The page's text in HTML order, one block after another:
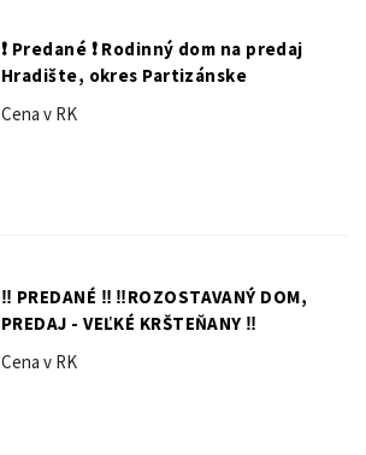
❗️ Predané ❗️ Rodinný dom na predaj
Hradište, okres Partizánske
Cena v RK
‼️ PREDANÉ ‼️ ‼️ROZOSTAVANÝ DOM,
PREDAJ - VEĽKÉ KRŠTEŇANY ‼️
Cena v RK